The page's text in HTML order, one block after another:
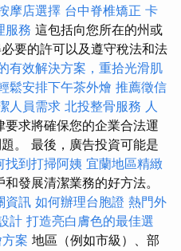
摩店選擇 台中脊椎矯正 卡
服務 這包括向您所在的州或
要的許可以及遵守稅法和法
有效解決方案，重拾光滑肌
鬆安排下午茶外燴 推薦徵信
人員需求 北投整骨服務 人
要求將確保您的企業合法運
。 最後，廣告投資可能是
找到打掃阿姨 宜蘭地區精緻
發展清潔業務的好方法。
資訊 如何辦理台胞證 熱門外
計 打造亮白膚色的最佳選
案 地區（例如市級）、部